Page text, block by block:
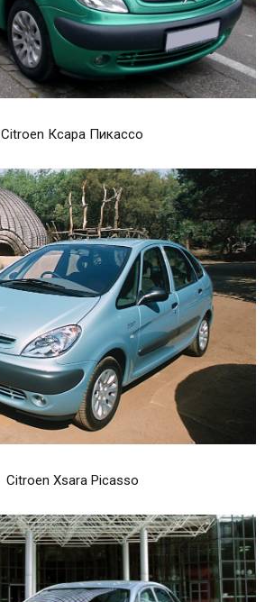
Citroen Ксара Пикассо
Citroen Xsara Picasso